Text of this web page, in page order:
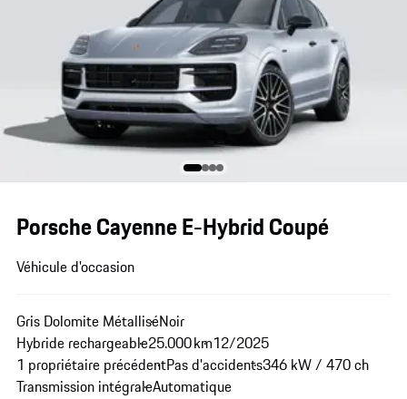
Porsche Cayenne E-Hybrid Coupé
Véhicule d'occasion
Gris Dolomite MétalliséNoir
Hybride rechargeable25.000 km12/2025
1 propriétaire précédentPas d'accidents346 kW / 470 ch
Transmission intégraleAutomatique